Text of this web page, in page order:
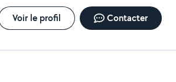
Voir le profil Contacter